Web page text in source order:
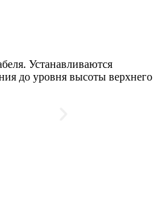
Устанавливаются
до уровня высоты верхнего